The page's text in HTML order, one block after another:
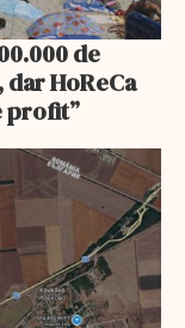
de
HoReCa
profit”